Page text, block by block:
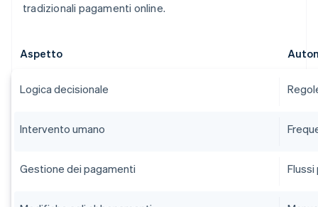
tradizionali pagamenti online.
Aspetto
Logica decisionale
Intervento umano
Gestione dei pagamenti